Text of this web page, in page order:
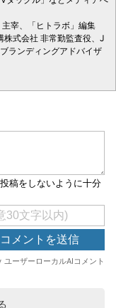
宰、「ヒトラボ」編集
株式会社 非常勤監査役、J
ランディングアドバイザ